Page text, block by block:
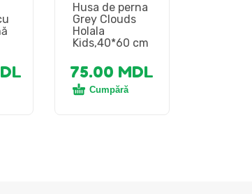
Husa de perna
Grey Clouds
Holala
Kids,40*60 cm
75.00 MDL
Cumpără